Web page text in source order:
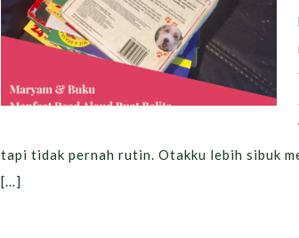
tapi tidak pernah rutin. Otakku lebih sibuk
[…]